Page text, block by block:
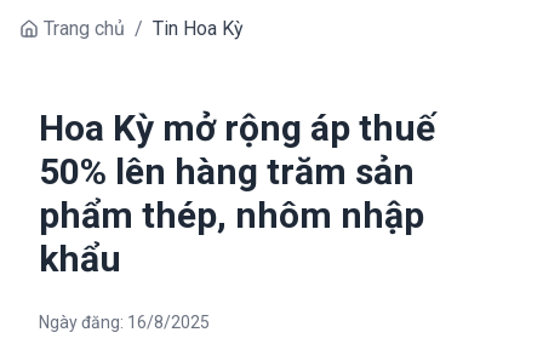
Trang chủ / Tin Hoa Kỳ
Hoa Kỳ mở rộng áp thuế
50% lên hàng trăm sản
phẩm thép, nhôm nhập
khẩu
Ngày đăng: 16/8/2025